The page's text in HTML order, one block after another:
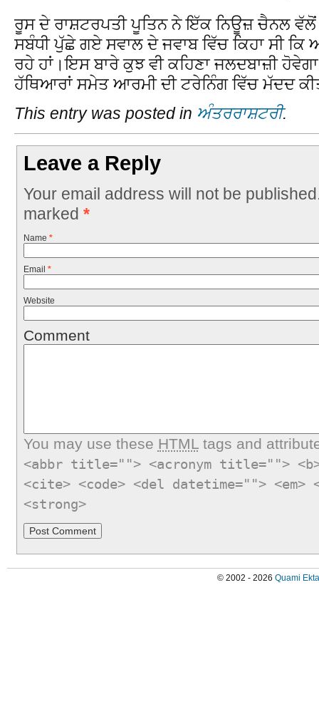
ਰੂਸ ਦੇ ਰਾਸ਼ਟਰਪਤੀ ਪੂਤਿਨ ਨੇ ਇੱਕ ਨਿਊਜ਼ ਚੈਨਲ ਵੱਲੋਂ
ਸਬੰਧੀ ਪੁੱਛੇ ਗਏ ਸਵਾਲ ਦੇ ਜਵਾਬ ਵਿੱਚ ਕਿਹਾ ਸੀ ਕਿ
ਰਹੇ ਹਾਂ।ਇਸ ਬਾਰੇ ਕੁਝ ਵੀ ਕਹਿਣਾ ਜਲਦਬਾਜ਼ੀ
ਹੱਥਿਆਰਾਂ ਸਮੇਤ ਆਰਮੀ ਦੀ ਟਰੇਨਿੰਗ ਵਿੱਚ ਮੱਦਦ
This entry was posted in ਅੰਤਰਰਾਸ਼ਟਰੀ.
Leave a Reply
Your email address will not be
marked *
Name *
Email *
Website
Comment
You may use these HTMLtags and
<abbr title=""> <acronym title="">
<cite> <code> <del datetime="">
<strong>
© 2002 - 2026 Quami